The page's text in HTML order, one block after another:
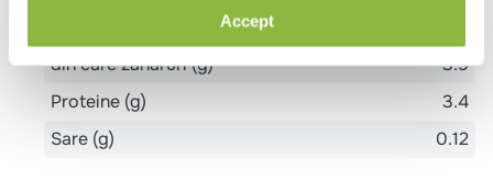
Accept
din care zaharuri (g)
3.9
Proteine (g)
3.4
Sare (g)
0.12